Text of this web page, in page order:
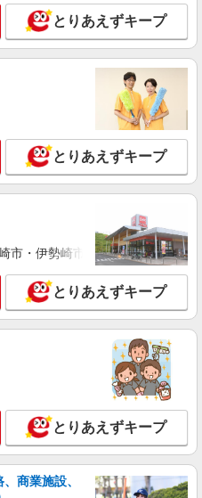
とりあえずキープ
とりあえずキープ
市・伊勢崎市・太田市・館林市
とりあえずキープ
とりあえずキープ
商業施設、